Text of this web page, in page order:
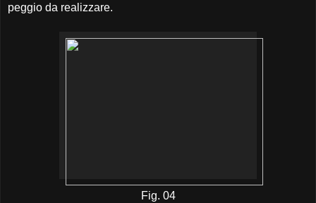
peggio da realizzare.
Fig. 04